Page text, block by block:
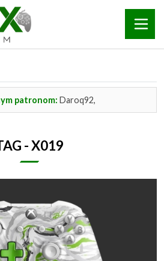
patronom: Daroq92,
- X019